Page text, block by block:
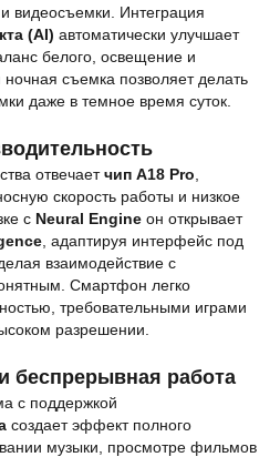
видеосъемки. Интеграция
(AI) автоматически улучшает
белого, освещение и
съемка позволяет делать
даже в темное время суток.
отвечаетчип A18 Pro
скорость работы и низкое
с Neural Engine он открывает
, адаптируя интерфейс под
взаимодействие с
Смартфон легко
требовательными играми
разрешении.
беспрерывная работа
с поддержкой
создает эффект полного
музыки, просмотре фильмов